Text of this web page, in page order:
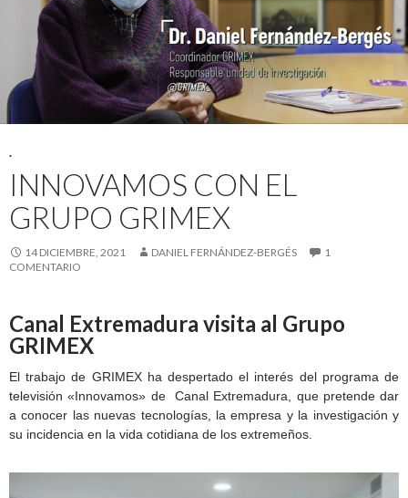
.
INNOVAMOS CON EL
GRUPO GRIMEX
14 DICIEMBRE, 2021 DANIEL FERNÁNDEZ-BERGÉS
1
COMENTARIO
Canal Extremadura visita al Grupo
GRIMEX
El trabajo de GRIMEX ha despertado el interés del programa de
televisión «Innovamos» de Canal Extremadura, que pretende dar
a conocer las nuevas tecnologías, la empresa y la investigación y
su incidencia en la vida cotidiana de los extremeños.